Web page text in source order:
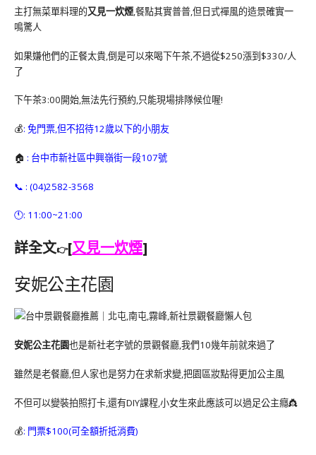
主打無菜單料理的又見一炊煙,餐點其實普普,但日式禪風的造景確實一
鳴驚人
如果嫌他們的正餐太貴,倒是可以來喝下午茶,不過從$250漲到$330/人
了
下午茶3:00開始,無法先行預約,只能現場排隊候位喔!
💰: 免門票,但不招待12歲以下的小朋友
🏠 : 台中市新社區中興嶺街一段107號
📞 : (04)2582-3568
🕚: 11:00~21:00
詳全文👉[又見一炊煙]
安妮公主花園
安妮公主花園也是新社老字號的景觀餐廳,我們10幾年前就來過了
雖然是老餐廳,但人家也是努力在求新求變,把園區妝點得更加公主風
不但可以變裝拍照打卡,還有DIY課程,小女生來此應該可以過足公主癮👸
💰: 門票$100(可全額折抵消費)